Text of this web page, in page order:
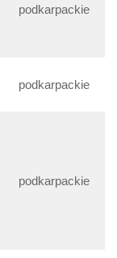
podkarpackie
podkarpackie
podkarpackie